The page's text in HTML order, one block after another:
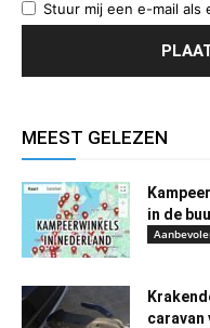
Stuur mij een e-mail
MEEST GELEZEN
in de
caravan